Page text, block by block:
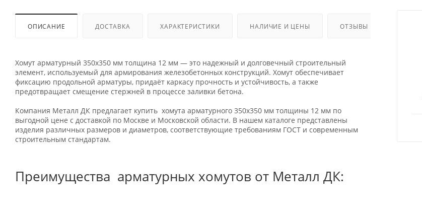
ОПИСАНИЕ ДОСТАВКА ХАРАКТЕРИСТИКИ НАЛИЧИЕ И ЦЕНЫ ОТЗЫВЫ
Хомут арматурный 350х350 мм толщина 12 мм — это надежный и долговечный строительный
элемент, используемый для армирования железобетонных конструкций. Хомут обеспечивает
фиксацию продольной арматуры, придаёт каркасу прочность и устойчивость, а также
предотвращает смещение стержней в процессе заливки бетона.
Компания Металл ДК предлагает купить хомута арматурного 350х350 мм толщины 12 мм по
выгодной цене с доставкой по Москве и Московской области. В нашем каталоге представлены
изделия различных размеров и диаметров, соответствующие требованиям ГОСТ и современным
строительным стандартам.
Преимущества арматурных хомутов от Металл ДК: